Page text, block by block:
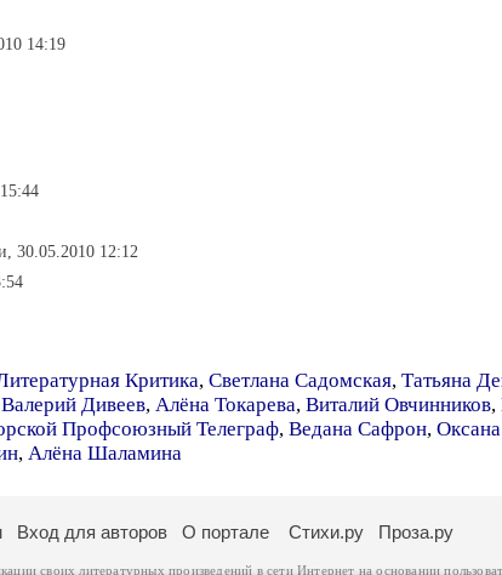
14:19
30.05.2010 12:12
Критика, Светлана Садомская, Татьяна
Валерий Дивеев, Алёна Токарева, Виталий Овчинников,
Профсоюзный Телеграф, Ведана Сафрон,
, Алёна Шаламина
Вход для авторов О портале Стихи.ру Проза.ру
своих литературных произведений в сети Интернет на основании